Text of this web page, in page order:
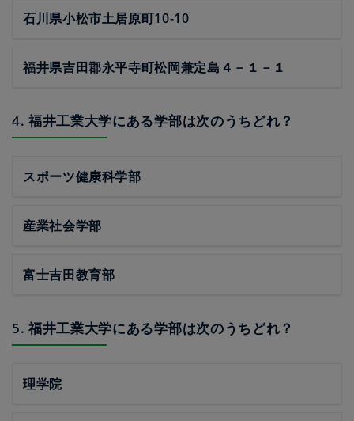
石川県小松市土居原町10-10
福井県吉田郡永平寺町松岡兼定島４－１－１
4. 福井工業大学にある学部は次のうちどれ？
スポーツ健康科学部
産業社会学部
富士吉田教育部
5. 福井工業大学にある学部は次のうちどれ？
理学院